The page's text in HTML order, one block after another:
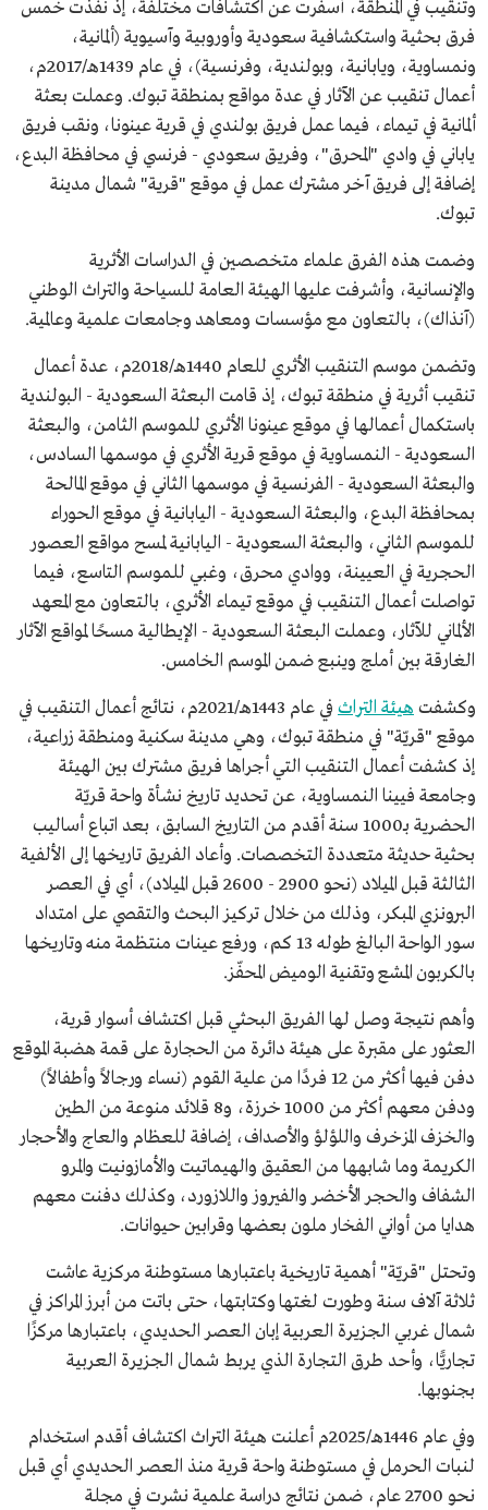
وتنقيب في المنطقة، أسفرت عن اكتشافات مختلفة، إذ نفذت خمس
فرق بحثية واستكشافية سعودية وأوروبية وآسيوية (ألمانية،
ونمساوية، ويابانية، وبولندية، وفرنسية)، في عام 1439هـ/2017م،
أعمال تنقيب عن الآثار في عدة مواقع بمنطقة تبوك. وعملت بعثة
ألمانية في تيماء، فيما عمل فريق بولندي في قرية عينونا، ونقب فريق
ياباني في وادي "المحرق"، وفريق سعودي - فرنسي في محافظة البدع،
إضافة إلى فريق آخر مشترك عمل في موقع "قرية" شمال مدينة
تبوك.
وضمت هذه الفرق علماء متخصصين في الدراسات الأثرية
والإنسانية، وأشرفت عليها الهيئة العامة للسياحة والتراث الوطني
(آنذاك)، بالتعاون مع مؤسسات ومعاهد وجامعات علمية وعالمية.
وتضمن موسم التنقيب الأثري للعام 1440هـ/2018م، عدة أعمال
تنقيب أثرية في منطقة تبوك، إذ قامت البعثة السعودية - البولندية
باستكمال أعمالها في موقع عينونا الأثري للموسم الثامن، والبعثة
السعودية - النمساوية في موقع قرية الأثري في موسمها السادس،
والبعثة السعودية - الفرنسية في موسمها الثاني في موقع المالحة
بمحافظة البدع، والبعثة السعودية - اليابانية في موقع الحوراء
للموسم الثاني، والبعثة السعودية - اليابانية لمسح مواقع العصور
الحجرية في العيينة، ووادي محرق، وغبي للموسم التاسع، فيما
تواصلت أعمال التنقيب في موقع تيماء الأثري، بالتعاون مع المعهد
الألماني للآثار، وعملت البعثة السعودية - الإيطالية مسحًا لمواقع الآثار
الغارقة بين أملج وينبع ضمن الموسم الخامس.
وكشفت هيئة التراث
في عام 1443هـ/2021م، نتائج أعمال التنقيب في
موقع "قريّة" في منطقة تبوك، وهي مدينة سكنية ومنطقة زراعية،
إذ كشفت أعمال التنقيب التي أجراها فريق مشترك بين الهيئة
وجامعة فيينا النمساوية، عن تحديد تاريخ نشأة واحة قريّة
الحضرية بـ1000 سنة أقدم من التاريخ السابق، بعد اتباع أساليب
بحثية حديثة متعددة التخصصات. وأعاد الفريق تاريخها إلى الألفية
الثالثة قبل الميلاد (نحو 2900 - 2600 قبل الميلاد)، أي في العصر
البرونزي المبكر، وذلك من خلال تركيز البحث والتقصي على امتداد
سور الواحة البالغ طوله 13 كم، ورفع عينات منتظمة منه وتاريخها
بالكربون المشع وتقنية الوميض المحفّز.
وأهم نتيجة وصل لها الفريق البحثي قبل اكتشاف أسوار قرية،
العثور على مقبرة على هيئة دائرة من الحجارة على قمة هضبة الموقع
دفن فيها أكثر من 12 فردًا من علية القوم (نساء ورجالاً وأطفالاً)
ودفن معهم أكثر من 1000 خرزة، و8 قلائد منوعة من الطين
والخزف المزخرف واللؤلؤ والأصداف، إضافة للعظام والعاج والأحجار
الكريمة وما شابهها من العقيق والهيماتيت والأمازونيت والمرو
الشفاف والحجر الأخضر والفيروز واللازورد، وكذلك دفنت معهم
هدايا من أواني الفخار ملون بعضها وقرابين حيوانات.
وتحتل "قريّة" أهمية تاريخية باعتبارها مستوطنة مركزية عاشت
ثلاثة آلاف سنة وطورت لغتها وكتابتها، حتى باتت من أبرز المراكز في
شمال غربي الجزيرة العربية إبان العصر الحديدي، باعتبارها مركزًا
تجاريًّا، وأحد طرق التجارة الذي يربط شمال الجزيرة العربية
بجنوبها.
وفي عام 1446هـ/2025م أعلنت هيئة التراث اكتشاف أقدم استخدام
لنبات الحرمل في مستوطنة واحة قرية منذ العصر الحديدي أي قبل
نحو 2700 عام، ضمن نتائج دراسة علمية نشرت في مجلة